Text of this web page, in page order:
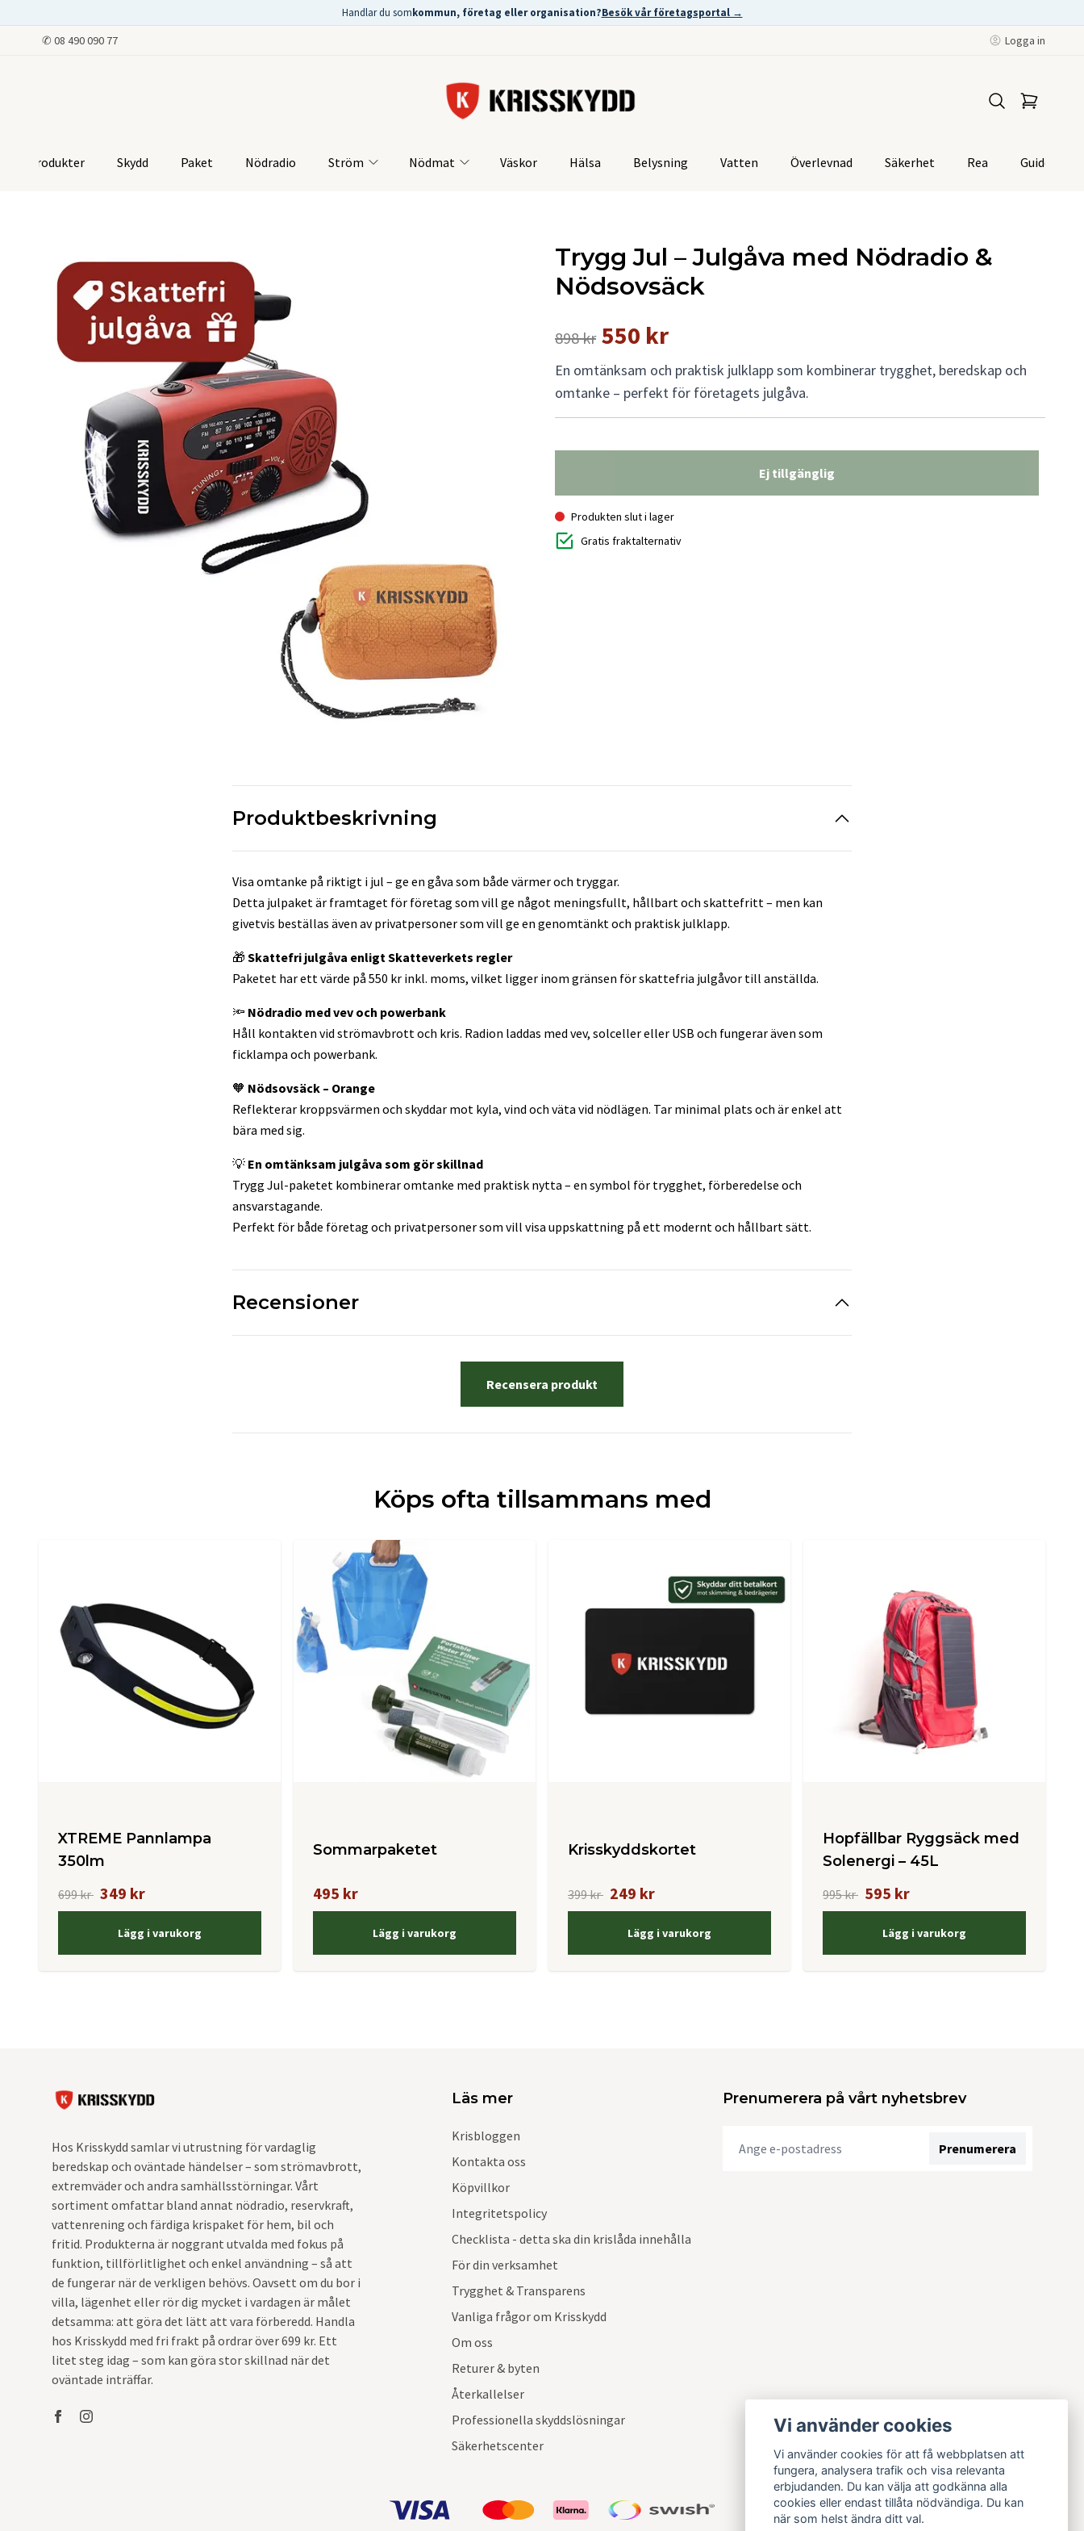
Handlar du somkommun, företag eller organisation?Besök vår företagsportal →
✆ 08 490 090 77 Logga in
Produkter Skydd Paket Nödradio Ström Nödmat Väskor Hälsa Belysning Vatten Överlevnad Säkerhet Rea Guider
Trygg Jul – Julgåva med Nödradio &
Nödsovsäck
898 kr 550 kr
En omtänksam och praktisk julklapp som kombinerar trygghet, beredskap och
omtanke – perfekt för företagets julgåva.
Ej tillgänglig
Produkten slut i lager
Gratis fraktalternativ
Produktbeskrivning
Visa omtanke på riktigt i jul – ge en gåva som både värmer och tryggar.
Detta julpaket är framtaget för företag som vill ge något meningsfullt, hållbart och skattefritt – men kan
givetvis beställas även av privatpersoner som vill ge en genomtänkt och praktisk julklapp.
🎁 Skattefri julgåva enligt Skatteverkets regler
Paketet har ett värde på 550 kr inkl. moms, vilket ligger inom gränsen för skattefria julgåvor till anställda.
🔦 Nödradio med vev och powerbank
Håll kontakten vid strömavbrott och kris. Radion laddas med vev, solceller eller USB och fungerar även som
ficklampa och powerbank.
🧡 Nödsovsäck – Orange
Reflekterar kroppsvärmen och skyddar mot kyla, vind och väta vid nödlägen. Tar minimal plats och är enkel att
bära med sig.
💡 En omtänksam julgåva som gör skillnad
Trygg Jul-paketet kombinerar omtanke med praktisk nytta – en symbol för trygghet, förberedelse och
ansvarstagande.
Perfekt för både företag och privatpersoner som vill visa uppskattning på ett modernt och hållbart sätt.
Recensioner
Recensera produkt
Köps ofta tillsammans med
XTREME Pannlampa
350lm
699 kr 349 kr
Lägg i varukorg
Sommarpaketet
495 kr
Lägg i varukorg
Krisskyddskortet
399 kr 249 kr
Lägg i varukorg
Hopfällbar Ryggsäck med
Solenergi – 45L
995 kr 595 kr
Lägg i varukorg
Hos Krisskydd samlar vi utrustning för vardaglig
beredskap och oväntade händelser – som strömavbrott,
extremväder och andra samhällsstörningar. Vårt
sortiment omfattar bland annat nödradio, reservkraft,
vattenrening och färdiga krispaket för hem, bil och
fritid. Produkterna är noggrant utvalda med fokus på
funktion, tillförlitlighet och enkel användning – så att
de fungerar när de verkligen behövs. Oavsett om du bor i
villa, lägenhet eller rör dig mycket i vardagen är målet
detsamma: att göra det lätt att vara förberedd. Handla
hos Krisskydd med fri frakt på ordrar över 699 kr. Ett
litet steg idag – som kan göra stor skillnad när det
oväntade inträffar.
Läs mer
Krisbloggen
Kontakta oss
Köpvillkor
Integritetspolicy
Checklista - detta ska din krislåda innehålla
För din verksamhet
Trygghet & Transparens
Vanliga frågor om Krisskydd
Om oss
Returer & byten
Återkallelser
Professionella skyddslösningar
Säkerhetscenter
Prenumerera på vårt nyhetsbrev
Prenumerera
Vi använder cookies
Vi använder cookies för att få webbplatsen att
fungera, analysera trafik och visa relevanta
erbjudanden. Du kan välja att godkänna alla
cookies eller endast tillåta nödvändiga. Du kan
när som helst ändra ditt val.